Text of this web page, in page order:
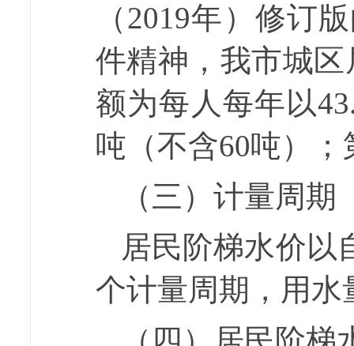
（2019年）修订
件精神，我市城区
额为每人每年以
吨（不含60吨）；
（三）计量周期
居民阶梯水价以
个计量周期，用